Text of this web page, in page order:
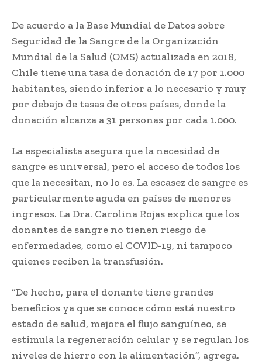
De acuerdo a la Base Mundial de Datos sobre
Seguridad de la Sangre de la Organización
Mundial de la Salud (OMS) actualizada en 2018,
Chile tiene una tasa de donación de 17 por 1.000
habitantes, siendo inferior a lo necesario y muy
por debajo de tasas de otros países, donde la
donación alcanza a 31 personas por cada 1.000.
La especialista asegura que la necesidad de
sangre es universal, pero el acceso de todos los
que la necesitan, no lo es. La escasez de sangre es
particularmente aguda en países de menores
ingresos. La Dra. Carolina Rojas explica que los
donantes de sangre no tienen riesgo de
enfermedades, como el COVID-19, ni tampoco
quienes reciben la transfusión.
“De hecho, para el donante tiene grandes
beneficios ya que se conoce cómo está nuestro
estado de salud, mejora el flujo sanguíneo, se
estimula la regeneración celular y se regulan los
niveles de hierro con la alimentación”, agrega.